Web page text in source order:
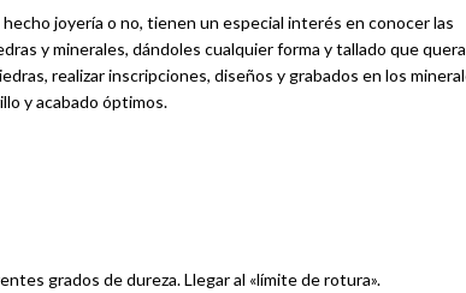
joyería o no, tienen un especial interés en conocer las
y minerales, dándoles cualquier forma y tallado que
realizar inscripciones, diseños y grabados en los
y acabado óptimos.
grados de dureza. Llegar al «límite de rotura».